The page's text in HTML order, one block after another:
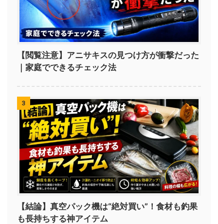
【閲覧注意】アニサキスの見つけ方が衝撃だった
｜家庭でできるチェック法
3
【結論】真空パック機は“絶対買い”！食材も釣果
も長持ちする神アイテム